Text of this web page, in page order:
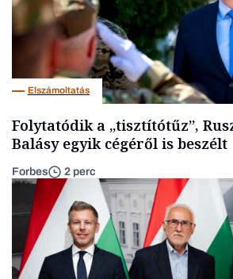
Elszámoltatás
Folytatódik a „tisztítótűz”,
Balásy egyik cégéről is beszélt
Forbes 2 perc